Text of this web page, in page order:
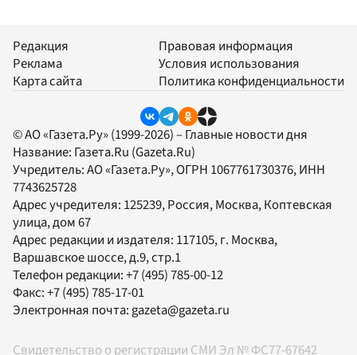
Редакция
Реклама
Карта сайта
Правовая информация
Условия использования
Политика конфиденциальности
© АО «Газета.Ру» (1999-2026) – Главные новости дня
Название: Газета.Ru (Gazeta.Ru)
Учредитель:АО «Газета.Ру», ОГРН 1067761730376, ИНН
7743625728
Адрес учредителя: 125239, Россия, Москва, Коптевская
улица, дом 67
Адрес редакции и издателя: 117105, г. Москва,
Варшавское шоссе, д.9, стр.1
Телефон редакции:+7 (495) 785-00-12
Факс:+7 (495) 785-17-01
Электронная почта: gazeta@gazeta.ru
Свидетельство о регистрации СМИ Эл № ФС77-67642